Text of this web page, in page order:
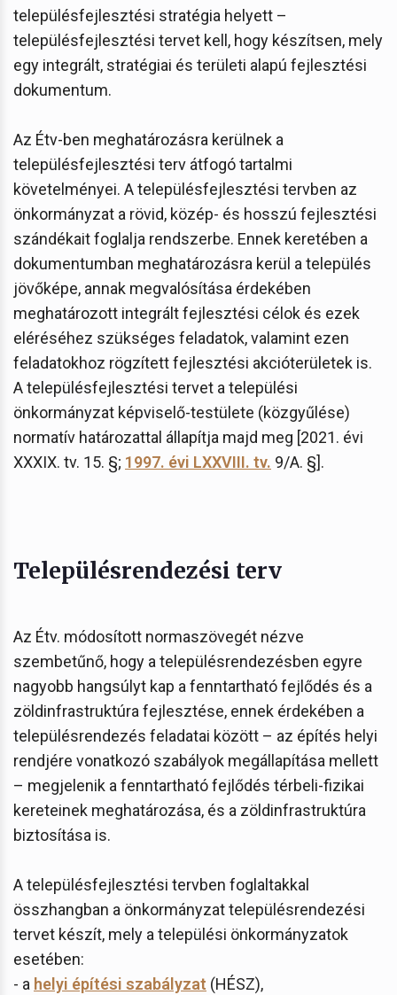
településfejlesztési stratégia helyett –
településfejlesztési tervet kell, hogy készítsen, mely
egy integrált, stratégiai és területi alapú fejlesztési
dokumentum.
Az Étv-ben meghatározásra kerülnek a
településfejlesztési terv átfogó tartalmi
követelményei. A településfejlesztési tervben az
önkormányzat a rövid, közép- és hosszú fejlesztési
szándékait foglalja rendszerbe. Ennek keretében a
dokumentumban meghatározásra kerül a település
jövőképe, annak megvalósítása érdekében
meghatározott integrált fejlesztési célok és ezek
eléréséhez szükséges feladatok, valamint ezen
feladatokhoz rögzített fejlesztési akcióterületek is.
A településfejlesztési tervet a települési
önkormányzat képviselő-testülete (közgyűlése)
normatív határozattal állapítja majd meg [2021. évi
XXXIX. tv. 15. §; 1997. évi LXXVIII. tv. 9/A. §].
Településrendezési terv
Az Étv. módosított normaszövegét nézve
szembetűnő, hogy a településrendezésben egyre
nagyobb hangsúlyt kap a fenntartható fejlődés és a
zöldinfrastruktúra fejlesztése, ennek érdekében a
településrendezés feladatai között – az építés helyi
rendjére vonatkozó szabályok megállapítása mellett
– megjelenik a fenntartható fejlődés térbeli-fizikai
kereteinek meghatározása, és a zöldinfrastruktúra
biztosítása is.
A településfejlesztési tervben foglaltakkal
összhangban a önkormányzat településrendezési
tervet készít, mely a települési önkormányzatok
esetében:
- a helyi építési szabályzat (HÉSZ),